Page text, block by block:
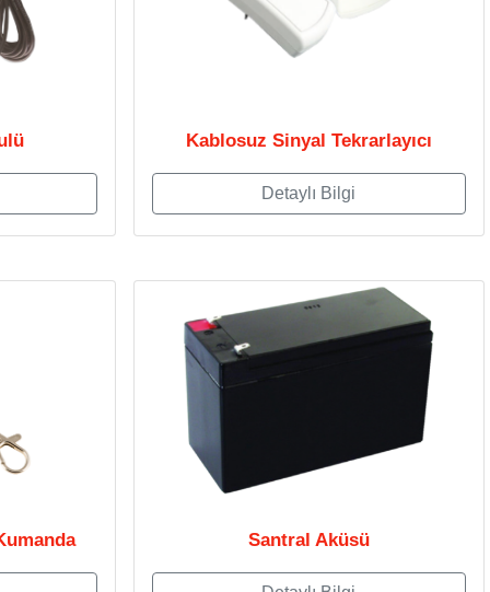
Kablosuz Sinyal Tekrarlayıcı
Detaylı Bilgi
Santral Aküsü